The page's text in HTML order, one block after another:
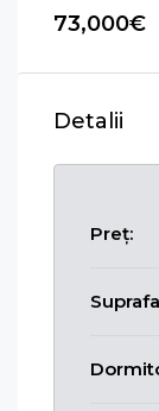
73,000€
Detalii
Preț: